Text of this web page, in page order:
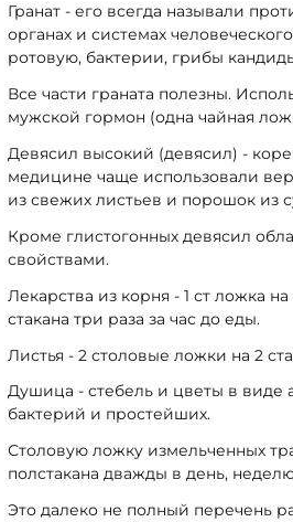
Гранат - его всегда называли
органах и системах
ротовую, бактерии, грибы
Все части граната полезны.
мужской гормон (одна чайная
Девясил высокий (девясил) -
медицине чаще использовали
из свежих листьев и порошок из
Кроме глистогонных девясил
свойствами.
Лекарства из корня - 1 ст ложка
стакана три раза за час до еды.
Листья - 2 столовые ложки на 2
Душица - стебель и цветы в виде
бактерий и простейших.
Столовую ложку измельченных
полстакана дважды в день,
Это далеко не полный перечень